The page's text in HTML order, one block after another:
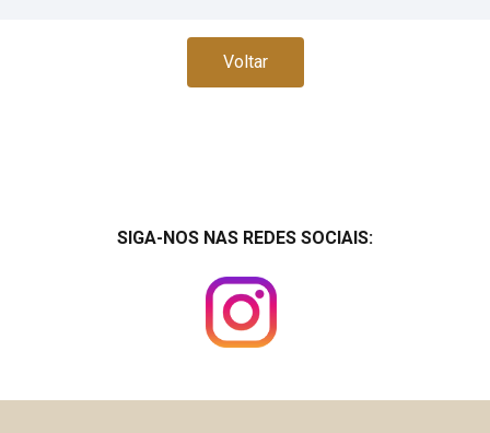
Voltar
SIGA-NOS NAS REDES SOCIAIS: